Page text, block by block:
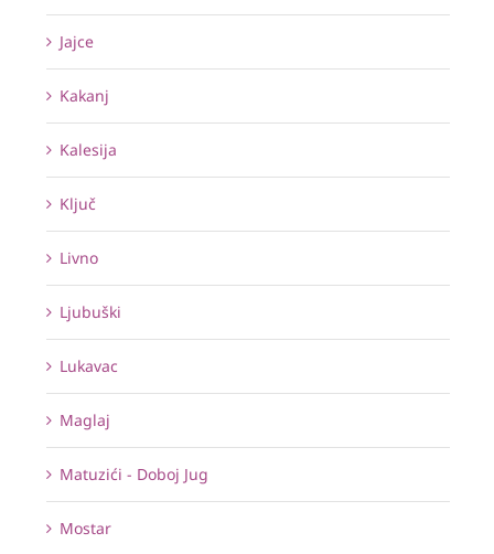
Jajce
Kakanj
Kalesija
Ključ
Livno
Ljubuški
Lukavac
Maglaj
Matuzići - Doboj Jug
Mostar